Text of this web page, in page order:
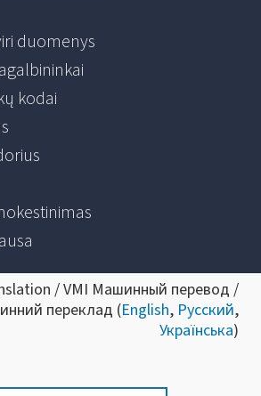
duomenys
kodai
/ VMI Машинный перевод /
переклад (English, Русский,
Українська)